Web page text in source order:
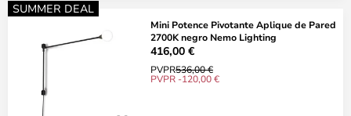
SUMMER DEAL
Mini Potence Pivotante Aplique de Pared
2700K negro Nemo Lighting
416,00 €
PVPR536,00 €
PVPR -120,00 €